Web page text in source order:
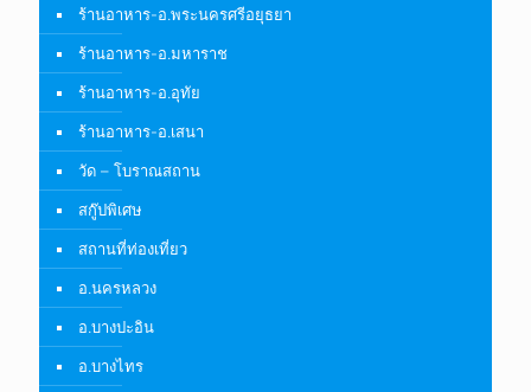
ร้านอาหาร-อ.พระนครศรีอยุธยา
ร้านอาหาร-อ.มหาราช
ร้านอาหาร-อ.อุทัย
ร้านอาหาร-อ.เสนา
วัด – โบราณสถาน
สกู๊ปพิเศษ
สถานที่ท่องเที่ยว
อ.นครหลวง
อ.บางปะอิน
อ.บางไทร